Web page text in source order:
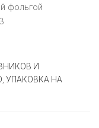
фольгой
И
УПАКОВКА НА